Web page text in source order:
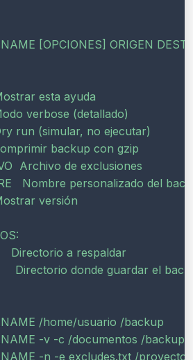
[OPCIONES] ORIGEN
Mostrar esta ayuda
Modo verbose (detallado)
Dry run (simular, no ejecutar)
Comprimir backup con gzip
Archivo de exclusiones
Nombre personalizado del
Mostrar versión
Directorio a respaldar
Directorio donde guardar el
/home/usuario /backup
-v -c /documentos /backup
-n -e excludes.txt /proyecto